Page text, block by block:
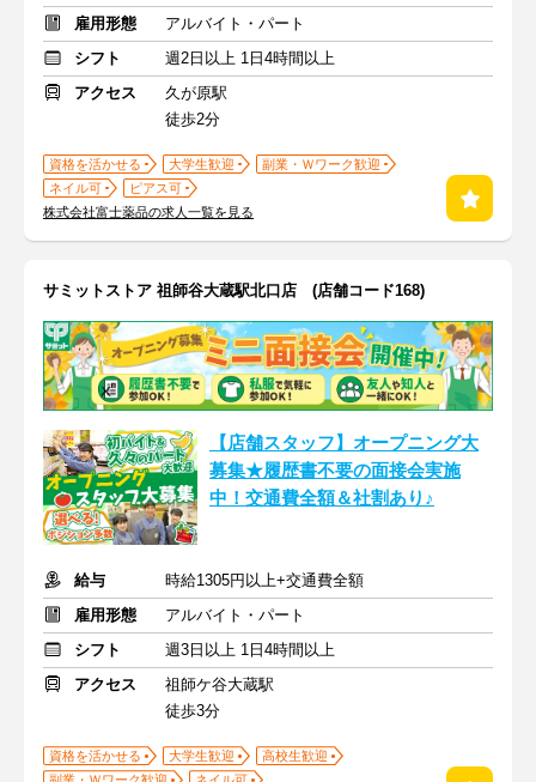
雇用形態
アルバイト・パート
シフト
週2日以上 1日4時間以上
アクセス
久が原駅
徒歩2分
資格を活かせる 大学生歓迎
副業・Ｗワーク歓迎
ネイル可
ピアス可
株式会社富士薬品の求人一覧を見る
サミットストア 祖師谷大蔵駅北口店 (店舗コード168)
【店舗スタッフ】オープニング大
募集★履歴書不要の面接会実施
中！交通費全額＆社割あり♪
給与
時給1305円以上+交通費全額
雇用形態
アルバイト・パート
シフト
週3日以上 1日4時間以上
アクセス
祖師ケ谷大蔵駅
徒歩3分
資格を活かせる 大学生歓迎
高校生歓迎